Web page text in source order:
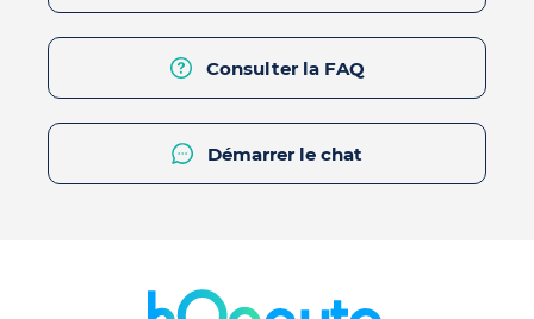
Consulter la FAQ
Démarrer le chat